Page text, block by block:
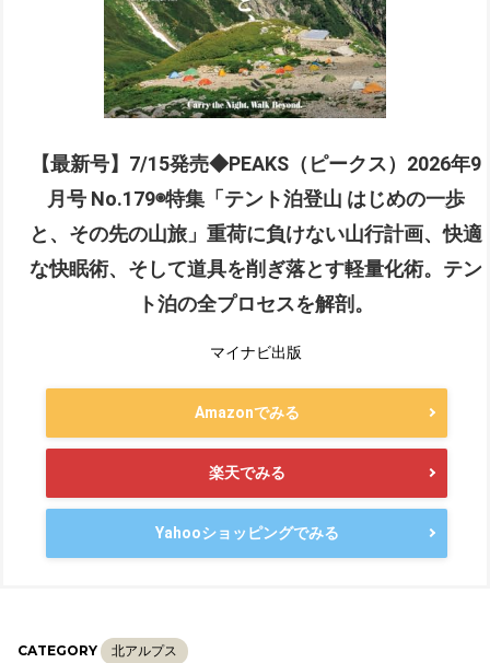
【最新号】7/15発売◆PEAKS（ピークス）2026年9
月号 No.179◉特集「テント泊登山 はじめの一歩
と、その先の山旅」重荷に負けない山行計画、快適
な快眠術、そして道具を削ぎ落とす軽量化術。テン
ト泊の全プロセスを解剖。
マイナビ出版
Amazonでみる
楽天でみる
Yahooショッピングでみる
CATEGORY
北アルプス